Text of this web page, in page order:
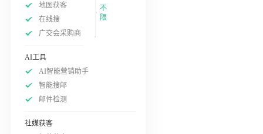
地图获客
在线搜
广交会采购商
不
限
AI工具
AI智能营销助手
智能搜邮
邮件检测
社媒获客